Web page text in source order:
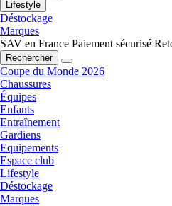
Lifestyle
Déstockage
Marques
SAV en France Paiement sécurisé
Rechercher
Coupe du Monde 2026
Chaussures
Équipes
Enfants
Entraînement
Gardiens
Equipements
Espace club
Lifestyle
Déstockage
Marques